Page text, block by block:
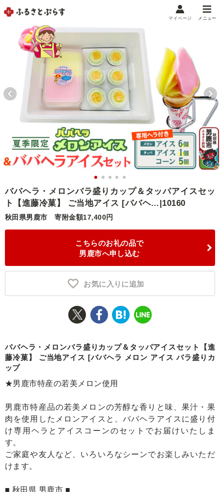
メニュー
マイメニュー
マイページ
お気に入り 閲覧履歴
メニュー
お礼の品から探す
お礼の品をカテゴリや金額で絞り込み
自治体から探す
ランキング
特集・おすすめ
マイページ
ババヘラ・メロンバラ盛りカップ＆タッパアイスセッ
ト【進藤冷菓】 ご当地アイス [ババヘ…|10160
秋田県男鹿市 寄附金額17,400円
こちらのお礼の品で
男鹿市へ申し込む
お気に入りに追加
ババヘラ・メロンバラ盛りカップ＆タッパアイスセット【進
藤冷菓】 ご当地アイス [ババヘラ メロン アイス バラ盛りカ
ップ
★男鹿市特産の若美メロン使用
男鹿市特産品の若美メロンの芳醇な香りと味、果汁・果
肉を使用したメロンアイスと、ババヘラアイスに盛り付
け専用ヘラとアイスコーンのセットでお届けいたしま
す。
ご家庭や友人など、いろいろなシーンでお楽しみいただ
けます。
■ 秋田県 男鹿市 ■